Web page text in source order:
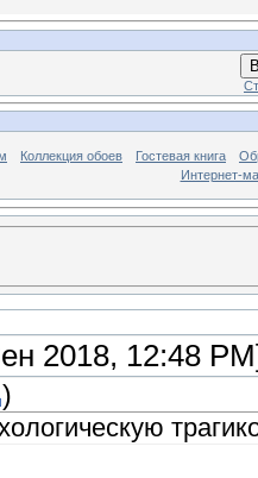
Коллекция обоев Гостевая книга
Интернет-
2018, 12:48
)